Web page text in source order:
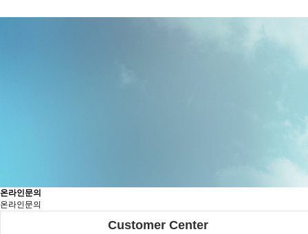
온라인문의
온라인문의
Customer Center